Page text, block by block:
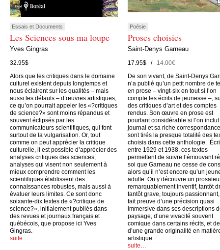
Essais et Documents
Les Sciences sous ma loupe
Yves Gingras
32.95$
Alors que les critiques dans le domaine
culturel existent depuis longtemps et
nous éclairent sur les qualités – mais
aussi les défauts – d’œuvres artistiques,
ce qu’on pourrait appeler les «?critiques
de science?» sont moins répandus et
souvent éclipsés par les
communicateurs scientifiques, qui font
surtout de la vulgarisation. Or, tout
comme on peut apprécier la critique
culturelle, il est possible d’apprécier des
analyses critiques des sciences,
analyses qui visent non seulement à
mieux comprendre comment les
scientifiques établissent des
connaissances robustes, mais aussi à
évaluer leurs limites. Ce sont donc
soixante-dix textes de «?critique de
science?», initialement publiés dans
des revues et journaux français et
québécois, que propose ici Yves
Gingras.
suite…
Poésie
Proses choisies
Saint-Denys Garneau
17.95$ /14.00€
De son vivant, de Saint-Denys
n’a publié qu’un petit nombre de
en prose – vingt-six en tout si l’on
compte les écrits de jeunesse –,
des critiques d’art et des comptes
rendus. Son œuvre en prose est
pourtant considérable si l’on
journal et sa riche
sont tirés la presque totalité des
choisis dans cette anthologie.
entre 1929 et 1938, ces textes
permettent de suivre l’émouvant
soi que Garneau ne cesse de
alors qu’il n’est encore qu’un
adulte. On y découvre un
remarquablement inventif, tantôt
tantôt grave, toujours
fait preuve d’une précision quasi
immersive dans ses descriptions
paysage, d’une vivacité souvent
comique dans certains récits, et
d’une grande originalité en
artistique.
suite…